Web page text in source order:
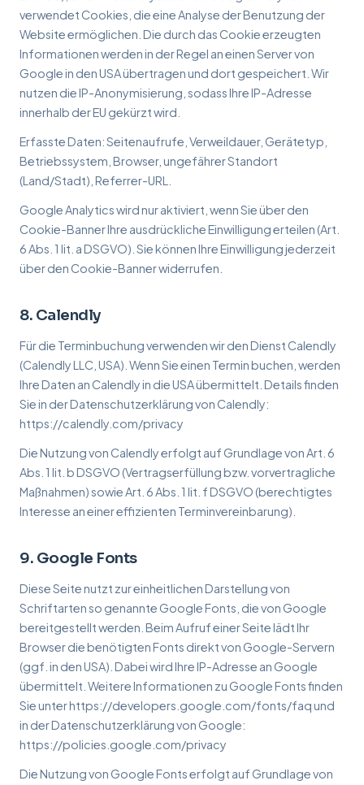
verwendet Cookies, die eine Analyse der Benutzung der
Website ermöglichen. Die durch das Cookie erzeugten
Informationen werden in der Regel an einen Server von
Google in den USA übertragen und dort gespeichert. Wir
nutzen die IP-Anonymisierung, sodass Ihre IP-Adresse
innerhalb der EU gekürzt wird.
Erfasste Daten: Seitenaufrufe, Verweildauer, Gerätetyp,
Betriebssystem, Browser, ungefährer Standort
(Land/Stadt), Referrer-URL.
Google Analytics wird nur aktiviert, wenn Sie über den
Cookie-Banner Ihre ausdrückliche Einwilligung erteilen (Art.
6 Abs. 1 lit. a DSGVO). Sie können Ihre Einwilligung jederzeit
über den Cookie-Banner widerrufen.
8. Calendly
Für die Terminbuchung verwenden wir den Dienst Calendly
(Calendly LLC, USA). Wenn Sie einen Termin buchen, werden
Ihre Daten an Calendly in die USA übermittelt. Details finden
Sie in der Datenschutzerklärung von Calendly:
https://calendly.com/privacy
Die Nutzung von Calendly erfolgt auf Grundlage von Art. 6
Abs. 1 lit. b DSGVO (Vertragserfüllung bzw. vorvertragliche
Maßnahmen) sowie Art. 6 Abs. 1 lit. f DSGVO (berechtigtes
Interesse an einer effizienten Terminvereinbarung).
9. Google Fonts
Diese Seite nutzt zur einheitlichen Darstellung von
Schriftarten so genannte Google Fonts, die von Google
bereitgestellt werden. Beim Aufruf einer Seite lädt Ihr
Browser die benötigten Fonts direkt von Google-Servern
(ggf. in den USA). Dabei wird Ihre IP-Adresse an Google
übermittelt. Weitere Informationen zu Google Fonts finden
Sie unter https://developers.google.com/fonts/faq und
in der Datenschutzerklärung von Google:
https://policies.google.com/privacy
Die Nutzung von Google Fonts erfolgt auf Grundlage von